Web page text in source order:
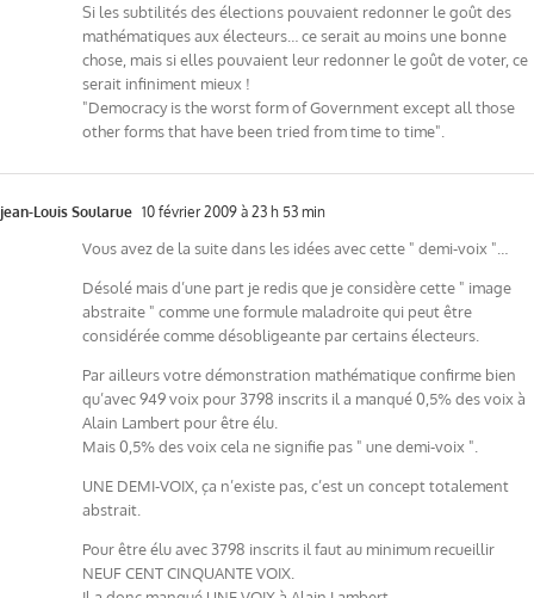
Si les subtilités des élections pouvaient redonner le goût des
mathématiques aux électeurs… ce serait au moins une bonne
chose, mais si elles pouvaient leur redonner le goût de voter, ce
serait infiniment mieux !
"Democracy is the worst form of Government except all those
other forms that have been tried from time to time".
jean-Louis Soularue 10 février 2009 à 23 h 53 min
Vous avez de la suite dans les idées avec cette " demi-voix "…
Désolé mais d’une part je redis que je considère cette " image
abstraite " comme une formule maladroite qui peut être
considérée comme désobligeante par certains électeurs.
Par ailleurs votre démonstration mathématique confirme bien
qu’avec 949 voix pour 3798 inscrits il a manqué 0,5% des voix à
Alain Lambert pour être élu.
Mais 0,5% des voix cela ne signifie pas " une demi-voix ".
UNE DEMI-VOIX, ça n’existe pas, c’est un concept totalement
abstrait.
Pour être élu avec 3798 inscrits il faut au minimum recueillir
NEUF CENT CINQUANTE VOIX.